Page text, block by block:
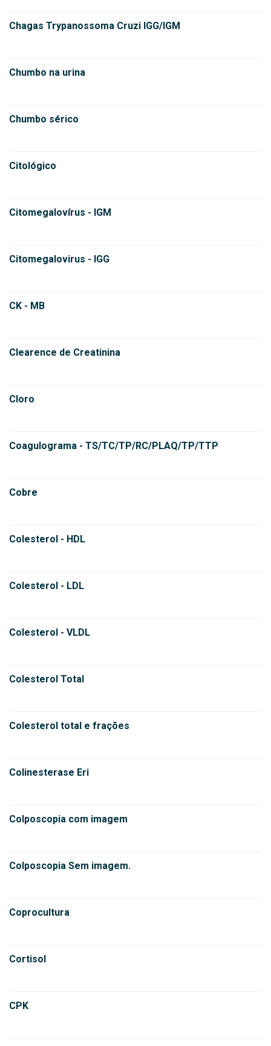
Chagas Trypanossoma Cruzi IGG/IGM
Chumbo na urina
Chumbo sérico
Citológico
Citomegalovírus - IGM
Citomegalovirus - IGG
CK - MB
Clearence de Creatinina
Cloro
Coagulograma - TS/TC/TP/RC/PLAQ/TP/TTP
Cobre
Colesterol - HDL
Colesterol - LDL
Colesterol - VLDL
Colesterol Total
Colesterol total e frações
Colinesterase Eri
Colposcopia com imagem
Colposcopia Sem imagem.
Coprocultura
Cortisol
CPK